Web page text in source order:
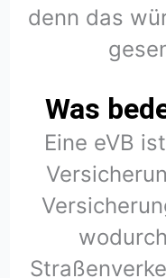
denn das
Was
Eine eVB